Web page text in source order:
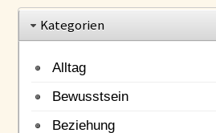
Kategorien
Alltag
Bewusstsein
Beziehung